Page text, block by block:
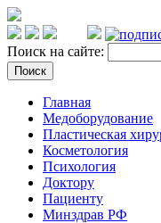
Поиск на сайте:
Главная
Медоборудование
Пластическая
Косметология
Психология
Доктору
Пациенту
Минздрав РФ